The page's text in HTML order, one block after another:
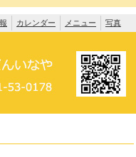
カレンダー メニュー 写真